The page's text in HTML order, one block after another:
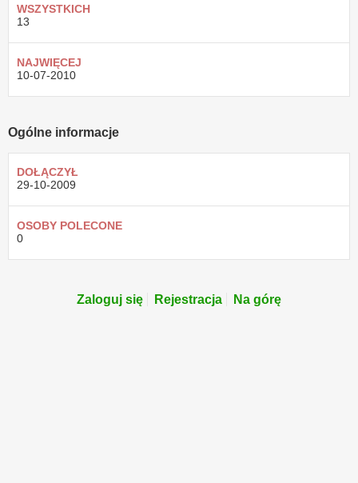
WSZYSTKICH
13
NAJWIĘCEJ
10-07-2010
Ogólne informacje
DOŁĄCZYŁ
29-10-2009
OSOBY POLECONE
0
Zaloguj się Rejestracja Na górę